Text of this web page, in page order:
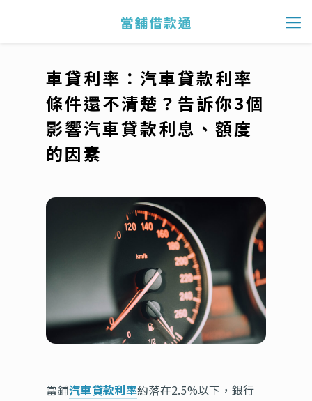
車貸利率：汽車貸款利率
條件還不清楚？告訴你3個
影響汽車貸款利息、額度
的因素
當鋪汽車貸款利率約落在2.5%以下，銀行